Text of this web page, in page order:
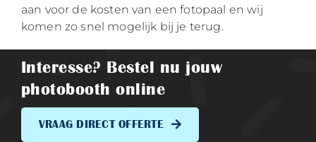
aan voor de kosten van een fotopaal en wij
komen zo snel mogelijk bij je terug.
Interesse? Bestel nu jouw
photobooth online
VRAAG DIRECT OFFERTE